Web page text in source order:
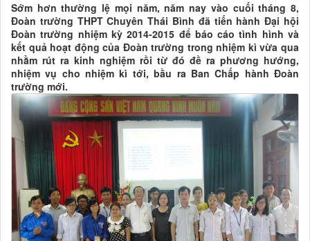
Sớm hơn thường lệ mọi năm, năm nay vào cuối tháng 8,
Đoàn trường THPT Chuyên Thái Bình đã tiến hành Đại hội
Đoàn trường nhiệm kỳ 2014-2015 để báo cáo tình hình và
kết quả hoạt động của Đoàn trường trong nhiệm kì vừa qua
nhằm rút ra kinh nghiệm rồi từ đó đề ra phương hướng,
nhiệm vụ cho nhiệm kì tới, bầu ra Ban Chấp hành Đoàn
trường mới.